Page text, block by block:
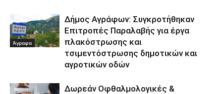
Άγραφα
Δήμος Αγράφων: Συγκροτήθηκαν
Επιτροπές Παραλαβής για έργα
πλακόστρωσης και
τσιμεντόστρωσης δημοτικών και
αγροτικών οδών
Δωρεάν Οφθαλμολογικές &